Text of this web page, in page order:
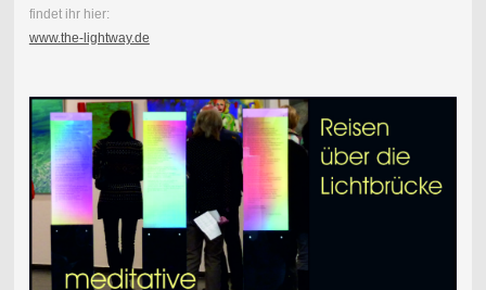
findet ihr hier:
www.the-lightway.de